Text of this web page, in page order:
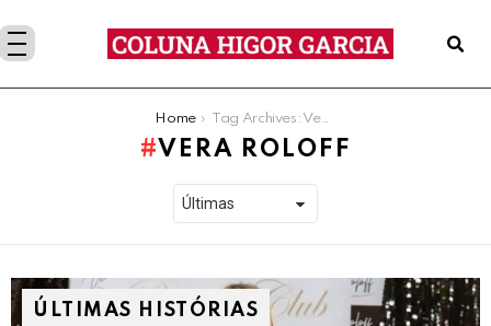
Home Tag Archives: Vera Roloff
VERA ROLOFF
ÚLTIMAS HISTÓRIAS